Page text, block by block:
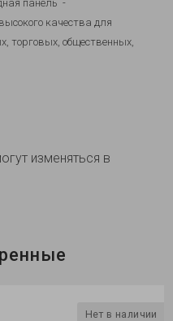
панель -
качества для
торговых, общественных,
изменяться в
Нет в наличии